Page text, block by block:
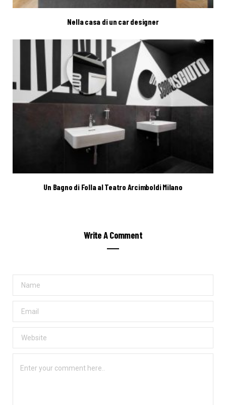
Nella casa di un car designer
Un Bagno di Folla al Teatro Arcimboldi Milano
Write A Comment